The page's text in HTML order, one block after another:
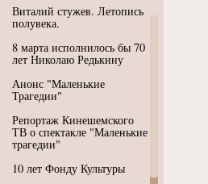
Виталий стужев. Летопись
полувека.
8 марта исполнилось бы 70
лет Николаю Редькину
Анонс "Маленькие
Трагедии"
Репортаж Кинешемского
ТВ о спектакле "Маленькие
трагедии"
10 лет Фонду Культуры